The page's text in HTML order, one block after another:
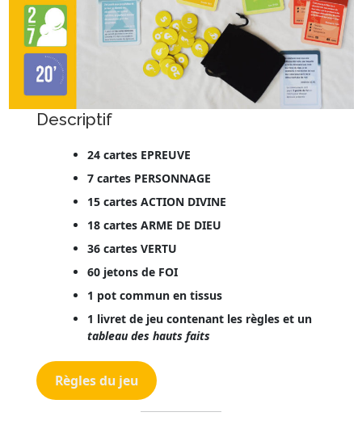
Descriptif
24 cartes EPREUVE
7 cartes PERSONNAGE
15 cartes ACTION DIVINE
18 cartes ARME DE DIEU
36 cartes VERTU
60 jetons de FOI
1 pot commun en tissus
1 livret de jeu contenant les règles et un
tableau des hauts faits
Règles du jeu